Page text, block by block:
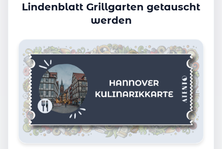
Lindenblatt Grillgarten getauscht
werden